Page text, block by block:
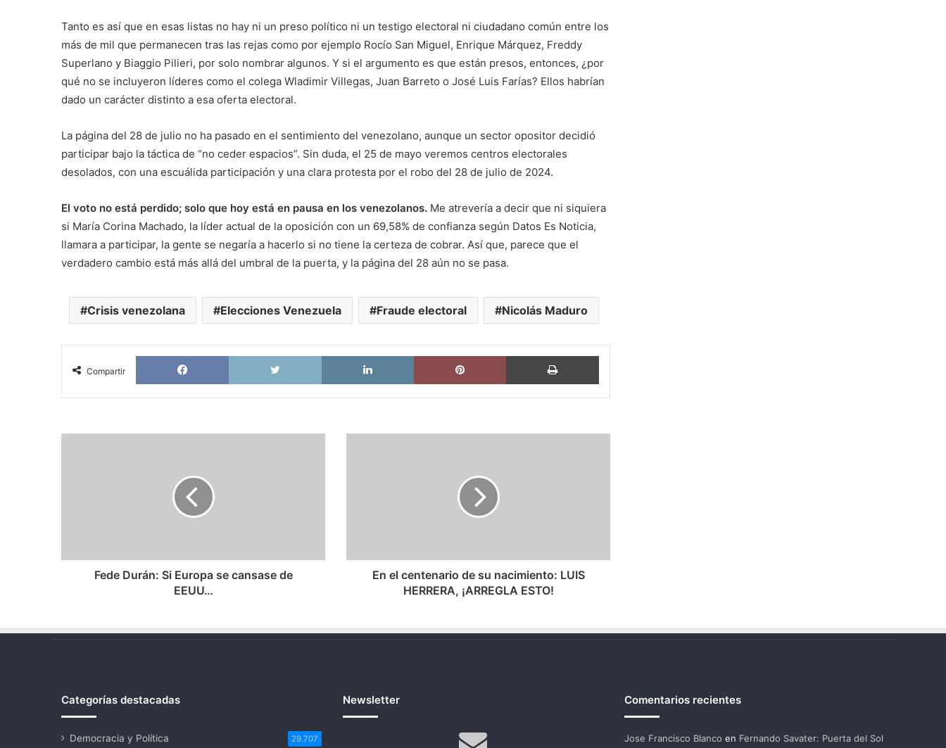
Tanto es así que en esas listas no hay ni un preso político ni un testigo electoral ni ciudadano común entre los
más de mil que permanecen tras las rejas como por ejemplo Rocío San Miguel, Enrique Márquez, Freddy
Superlano y Biaggio Pilieri, por solo nombrar algunos. Y si el argumento es que están presos, entonces, ¿por
qué no se incluyeron líderes como el colega Wladimir Villegas, Juan Barreto o José Luis Farías? Ellos habrían
dado un carácter distinto a esa oferta electoral.
La página del 28 de julio no ha pasado en el sentimiento del venezolano, aunque un sector opositor decidió
participar bajo la táctica de “no ceder espacios”. Sin duda, el 25 de mayo veremos centros electorales
desolados, con una escuálida participación y una clara protesta por el robo del 28 de julio de 2024.
El voto no está perdido; solo que hoy está en pausa en los venezolanos. Me atrevería a decir que ni siquiera
si María Corina Machado, la líder actual de la oposición con un 69,58% de confianza según Datos Es Noticia,
llamara a participar, la gente se negaría a hacerlo si no tiene la certeza de cobrar. Así que, parece que el
verdadero cambio está más allá del umbral de la puerta, y la página del 28 aún no se pasa.
Crisis venezolana Elecciones Venezuela Fraude electoral Nicolás Maduro
Compartir
Facebook X LinkedIn Pinterest Imprimir
Fede Durán: Si Europa se cansase de
EEUU…
¡ARREGLA
En el centenario de su nacimiento: LUIS
HERRERA, ¡ARREGLA ESTO!
Categorías destacadas
Democracia y Política 29.707
Newsletter Comentarios recientes
Jose Francisco Blanco en Fernando Savater: Puerta del Sol